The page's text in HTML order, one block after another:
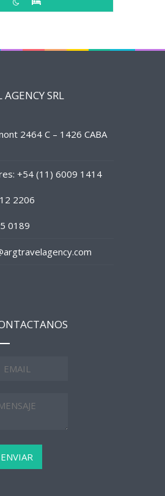
AGENCY SRL
2464 C – 1426 CABA
+54 (11) 6009 1414
2206
0189